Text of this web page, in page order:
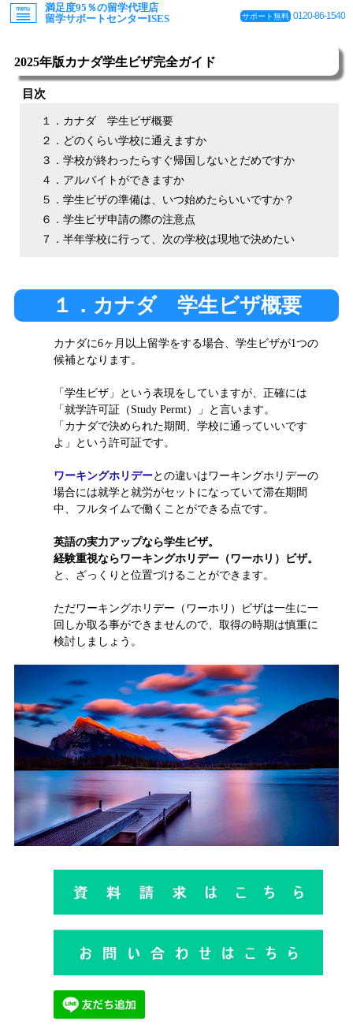
満足度95％の留学代理店
留学サポートセンターISES
サポート無料 0120-86-1540
2025年版カナダ学生ビザ完全ガイド
目次
１．カナダ 学生ビザ概要
２．どのくらい学校に通えますか
３．学校が終わったらすぐ帰国しないとだめですか
４．アルバイトができますか
５．学生ビザの準備は、いつ始めたらいいですか？
６．学生ビザ申請の際の注意点
７．半年学校に行って、次の学校は現地で決めたい
１．カナダ 学生ビザ概要
カナダに6ヶ月以上留学をする場合、学生ビザが1つの
候補となります。
「学生ビザ」という表現をしていますが、正確には
「就学許可証（Study Permt）」と言います。
「カナダで決められた期間、学校に通っていいです
よ」という許可証です。
ワーキングホリデーとの違いはワーキングホリデーの
場合には就学と就労がセットになっていて滞在期間
中、フルタイムで働くことができる点です。
英語の実力アップなら学生ビザ。
経験重視ならワーキングホリデー（ワーホリ）ビザ。
と、ざっくりと位置づけることができます。
ただワーキングホリデー（ワーホリ）ビザは一生に一
回しか取る事ができませんので、取得の時期は慎重に
検討しましょう。